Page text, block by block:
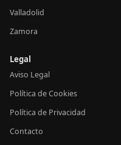
Valladolid
Zamora
Legal
Aviso Legal
Política de Cookies
Política de Privacidad
Contacto